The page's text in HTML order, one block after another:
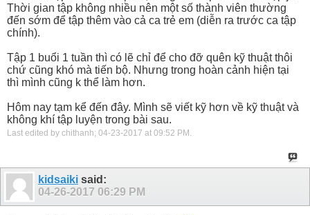
Thời gian tập không nhiều nên một số thành viên thường
đến sớm để tập thêm vào cả ca trẻ em (diễn ra trước ca tập
chính).
Tập 1 buổi 1 tuần thì có lẽ chỉ để cho đỡ quên kỹ thuật thôi
chứ cũng khó mà tiến bộ. Nhưng trong hoàn cảnh hiện tại
thì mình cũng k thể làm hơn.
Hôm nay tạm kể đến đây. Mình sẽ viết kỹ hơn về kỹ thuật và
không khí tập luyện trong bài sau.
Last edited by chithanh; 04-23-2017 at 09:52 PM .
kidsaiki said:
04-26-2017 06:29 PM